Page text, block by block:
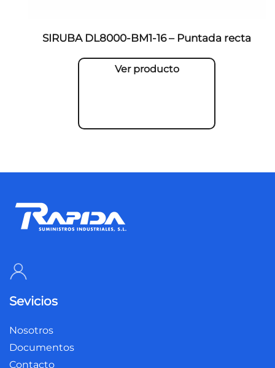
SIRUBA DL8000-BM1-16 – Puntada recta
Ver producto
Sevicios
Nosotros
Documentos
Contacto